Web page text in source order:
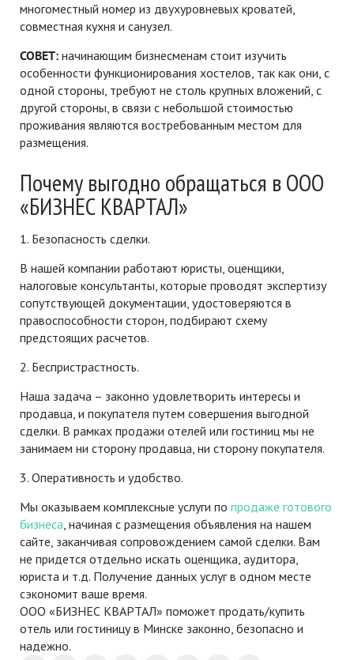
многоместный номер из двухуровневых кроватей,
совместная кухня и санузел.
СОВЕТ: начинающим бизнесменам стоит изучить
особенности функционирования хостелов, так как они, с
одной стороны, требуют не столь крупных вложений, с
другой стороны, в связи с небольшой стоимостью
проживания являются востребованным местом для
размещения.
Почему выгодно обращаться в ООО
«БИЗНЕС КВАРТАЛ»
1. Безопасность сделки.
В нашей компании работают юристы, оценщики,
налоговые консультанты, которые проводят экспертизу
сопутствующей документации, удостоверяются в
правоспособности сторон, подбирают схему
предстоящих расчетов.
2. Беспристрастность.
Наша задача – законно удовлетворить интересы и
продавца, и покупателя путем совершения выгодной
сделки. В рамках продажи отелей или гостиниц мы не
занимаем ни сторону продавца, ни сторону покупателя.
3. Оперативность и удобство.
Мы оказываем комплексные услуги по продаже готового
бизнеса, начиная с размещения объявления на нашем
сайте, заканчивая сопровождением самой сделки. Вам
не придется отдельно искать оценщика, аудитора,
юриста и т.д. Получение данных услуг в одном месте
сэкономит ваше время.
ООО «БИЗНЕС КВАРТАЛ» поможет продать/купить
отель или гостиницу в Минске законно, безопасно и
надежно.